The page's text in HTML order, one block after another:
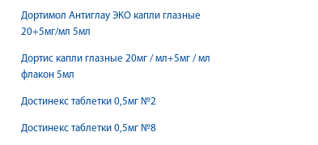
Дортимол Антиглау ЭКО капли глазные
20+5мг/мл 5мл
Дортис капли глазные 20мг / мл+5мг / мл
флакон 5мл
Достинекс таблетки 0,5мг №2
Достинекс таблетки 0,5мг №8